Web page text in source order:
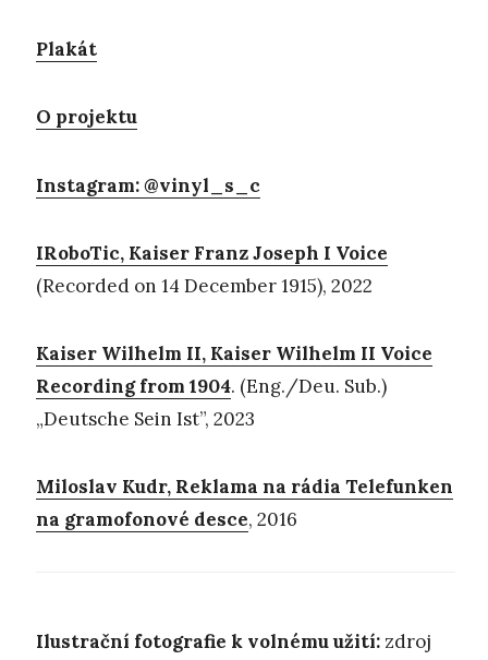
Plakát
O projektu
Instagram: @vinyl_s_c
IRoboTic, Kaiser Franz Joseph I Voice
(Recorded on 14 December 1915), 2022
Kaiser Wilhelm II, Kaiser Wilhelm II Voice
Recording from 1904. (Eng./Deu. Sub.)
„Deutsche Sein Ist”, 2023
Miloslav Kudr, Reklama na rádia Telefunken
na gramofonové desce, 2016
Ilustrační fotografie k volnému užití: zdroj